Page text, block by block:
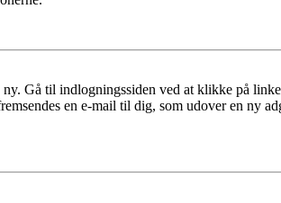
Gå til indlogningssiden ved at klikke på
en e-mail til dig, som udover en ny